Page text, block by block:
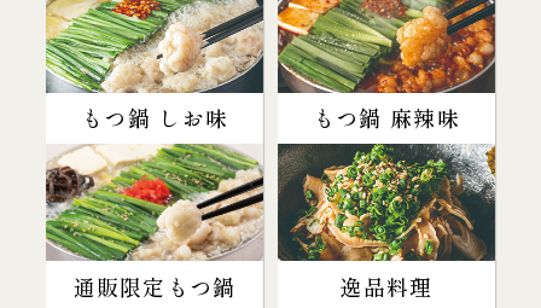
もつ鍋 しお味 もつ鍋 麻辣味
通販限定もつ鍋 逸品料理